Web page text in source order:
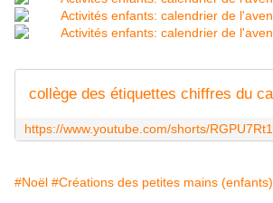
#Noël #Créations des petites mains (enfants)